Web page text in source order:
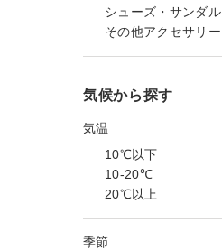
シューズ・サンダル
その他アクセサリー
気候から探す
気温
10℃以下
10-20℃
20℃以上
季節